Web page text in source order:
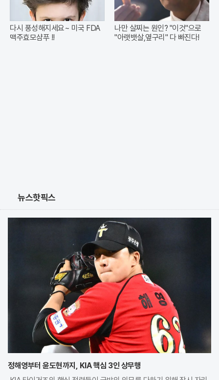
다시 풍성해지세요~ 미국 FDA
맥주효모샴푸 !!
나만 살찌는 원인? "이것"으로
"아랫뱃살,옆구리" 다 빠진다!
뉴스핫픽스
정해영부터 윤도현까지, KIA 핵심 3인 상무행